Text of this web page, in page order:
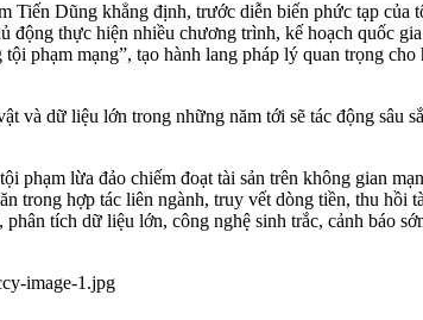
Dũng khẳng định, trước diễn biến phức tạp
động thực hiện nhiều chương trình, kế hoạch quốc
phạm mạng”, tạo hành lang pháp lý quan trọng
và dữ liệu lớn trong những năm tới sẽ tác động sâu
phạm lừa đảo chiếm đoạt tài sản trên không gian
trong hợp tác liên ngành, truy vết dòng tiền, thu
tích dữ liệu lớn, công nghệ sinh trắc, cảnh báo